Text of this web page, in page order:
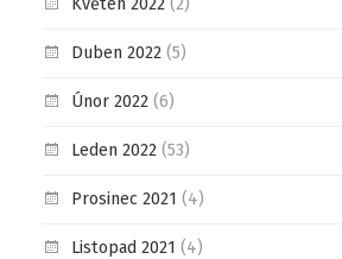
Duben 2022(5)
Únor 2022(6)
Leden 2022(53)
Prosinec 2021 (4)
Listopad 2021 (4)